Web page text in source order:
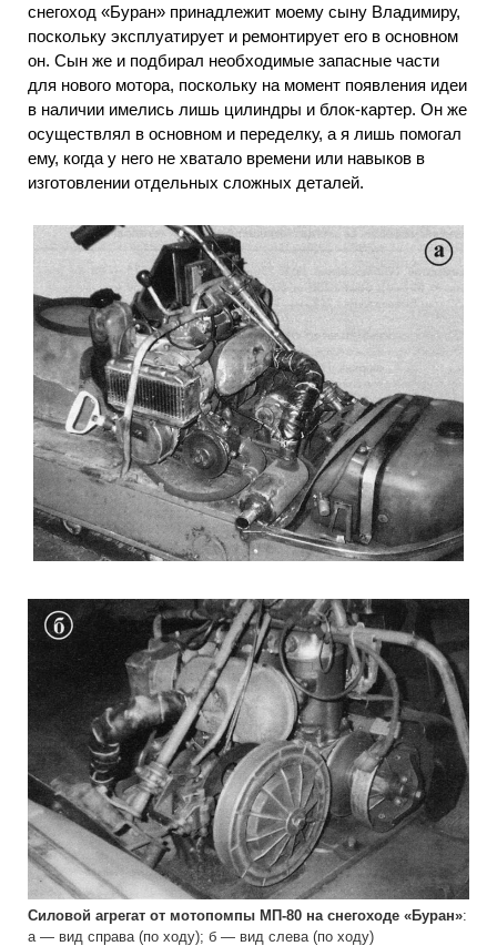
снегоход «Буран» принадлежит моему сыну Владимиру,
поскольку эксплуатирует и ремонтирует его в основном
он. Сын же и подбирал необходимые запасные части
для нового мотора, поскольку на момент появления идеи
в наличии имелись лишь цилиндры и блок-картер. Он же
осуществлял в основном и переделку, а я лишь помогал
ему, когда у него не хватало времени или навыков в
изготовлении отдельных сложных деталей.
Силовой агрегат от мотопомпы МП-80 на снегоходе «Буран»:
а — вид справа (по ходу); б — вид слева (по ходу)